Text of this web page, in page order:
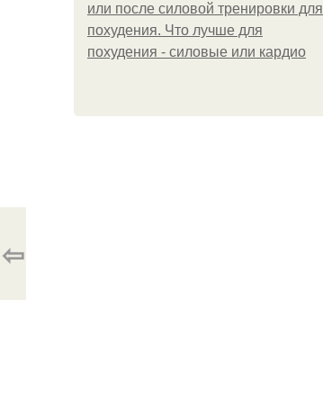
или после силовой тренировки для
похудения. Что лучше для
похудения - силовые или кардио
⇦